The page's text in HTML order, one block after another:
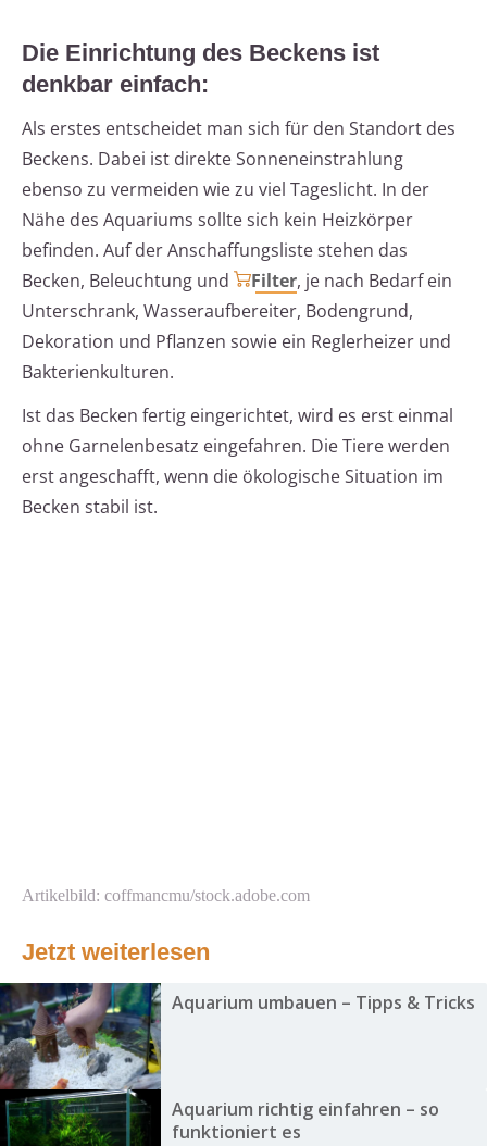
Die Einrichtung des Beckens ist
denkbar einfach:
Als erstes entscheidet man sich für den Standort des
Beckens. Dabei ist direkte Sonneneinstrahlung
ebenso zu vermeiden wie zu viel Tageslicht. In der
Nähe des Aquariums sollte sich kein Heizkörper
befinden. Auf der Anschaffungsliste stehen das
Becken, Beleuchtung und
Filter, je nach Bedarf ein
Unterschrank, Wasseraufbereiter, Bodengrund,
Dekoration und Pflanzen sowie ein Reglerheizer und
Bakterienkulturen.
Ist das Becken fertig eingerichtet, wird es erst einmal
ohne Garnelenbesatz eingefahren. Die Tiere werden
erst angeschafft, wenn die ökologische Situation im
Becken stabil ist.
Artikelbild: coffmancmu/stock.adobe.com
Jetzt weiterlesen
Aquarium umbauen – Tipps & Tricks
Aquarium richtig einfahren – so
funktioniert es